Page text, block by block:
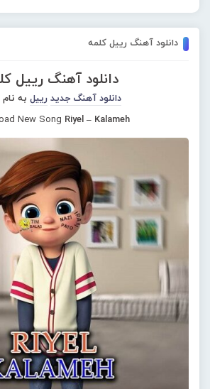
دانلود آهنگ رییل کلمه
دانلود آهنگ رییل
دانلود آهنگ جدید رییل به
New Song Riyel – Kalameh